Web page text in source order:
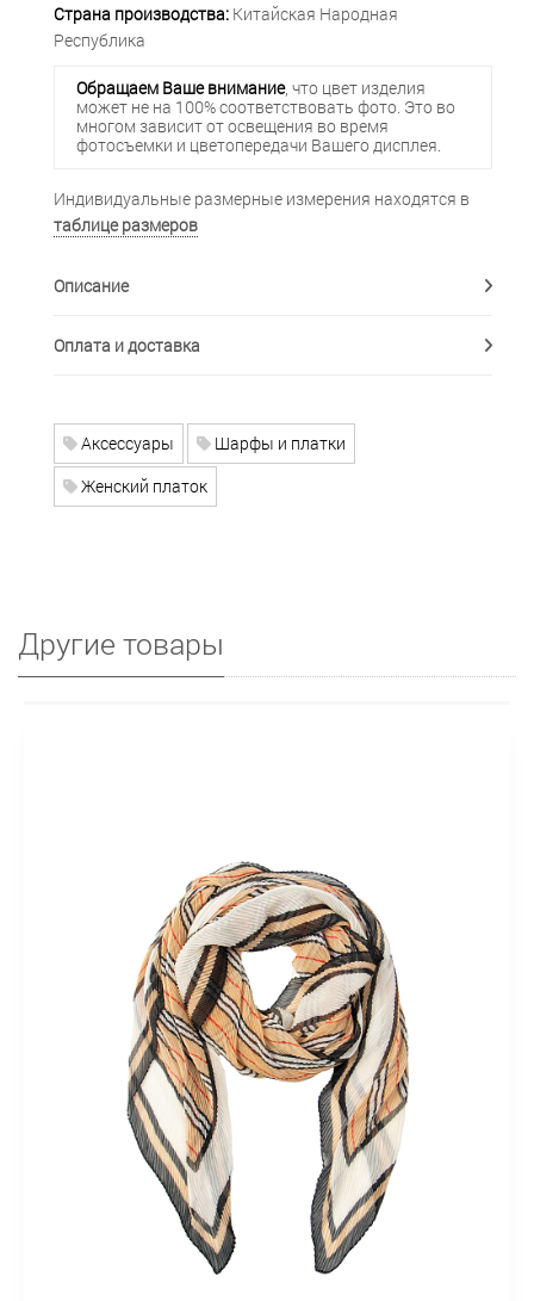
Страна производства: Китайская Народная
Республика
Обращаем Ваше внимание, что цвет изделия
может не на 100% соответствовать фото. Это во
многом зависит от освещения во время
фотосъемки и цветопередачи Вашего дисплея.
Индивидуальные размерные измерения находятся в
таблице размеров
Описание
Оплата и доставка
Аксессуары
Шарфы и платки
Женский платок
Другие товары